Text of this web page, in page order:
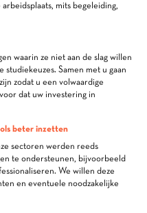
mits begeleiding,
waarin ze niet aan de slag willen
Samen met u gaan
zodat u een volwaardige
dat uw investering in
beter inzetten
sectoren werden reeds
te ondersteunen, bijvoorbeeld
We willen deze
en eventuele noodzakelijke